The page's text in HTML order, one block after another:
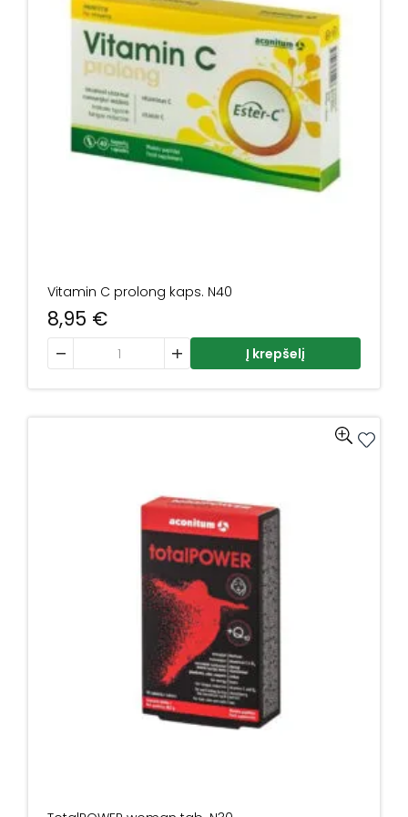
Vitamin C prolong kaps. N40
8,95 €
produkto kiekis: Vitamin C prolong kaps. N40
Į krepšelį